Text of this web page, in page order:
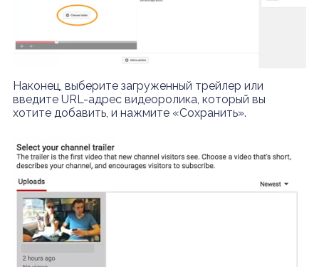
Наконец, выберите загруженный трейлер или
введите URL-адрес видеоролика, который вы
хотите добавить, и нажмите «Сохранить».